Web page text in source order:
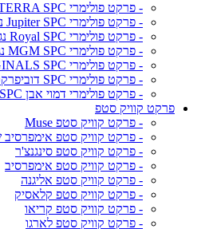
- פרקט פולימרי TERRA SPC טרה נגד מים
- פרקט פולימרי Jupiter SPC נגד מים
- פרקט פולימרי Royal SPC נגד מים
- פרקט פולימרי MGM SPC נגד מים
- פרקט פולימרי ORIGINALS SPC נגד מים
- פרקט פולימרי SPC דוביפרקט נגד מים
- פרקט פולימרי דמוי אבן REPUBLIC SPC נגד מים
פרקט קוויק סטפ
- פרקט קוויק סטפ Muse
- פרקט קוויק סטפ אימפרסיב
- פרקט קוויק סטפ סינגנצ'ר
- פרקט קוויק סטפ אימפרסיב
- פרקט קוויק סטפ אליגנה
- פרקט קוויק סטפ קלאסיק
- פרקט קוויק סטפ קריאו
- פרקט קוויק סטפ לארגו